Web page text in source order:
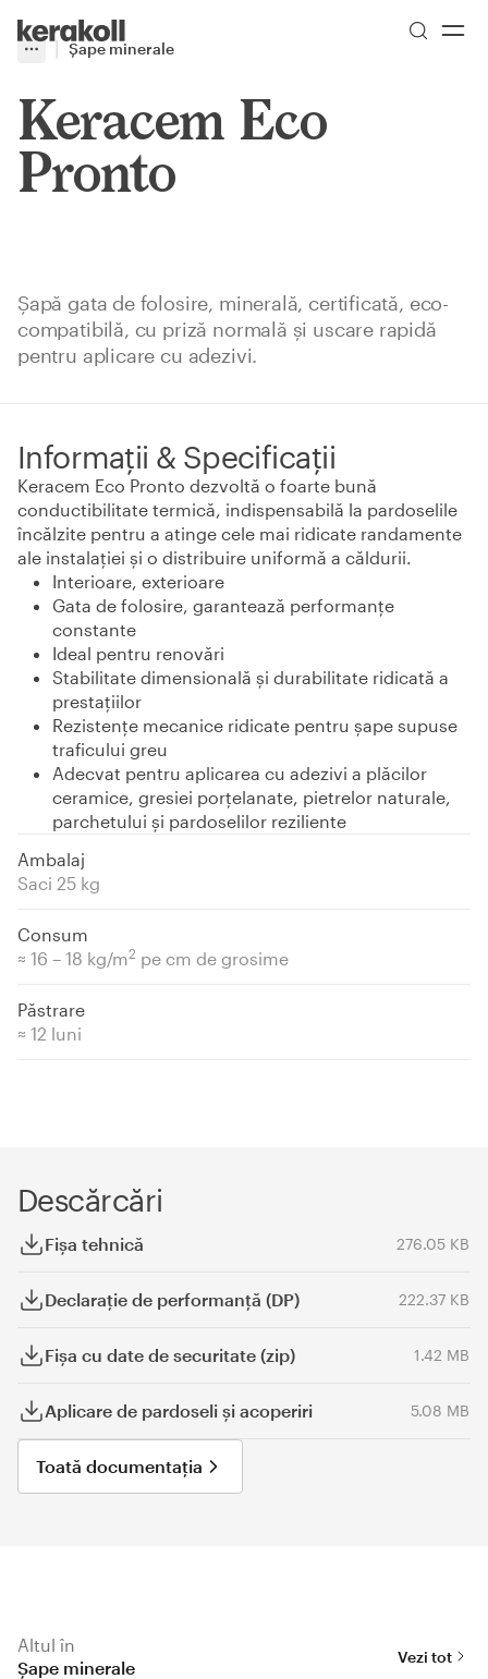
Go to Homepage
More
Toggle menu
Şape minerale
Keracem Eco
Pronto
Şapă gata de folosire, minerală, certificată, eco-
compatibilă, cu priză normală şi uscare rapidă
pentru aplicare cu adezivi.
Informații & Specificații
Keracem Eco Pronto dezvoltă o foarte bună
conductibilitate termică, indispensabilă la pardoselile
încălzite pentru a atinge cele mai ridicate randamente
ale instalaţiei şi o distribuire uniformă a căldurii.
Interioare, exterioare
Gata de folosire, garantează performanţe
constante
Ideal pentru renovări
Stabilitate dimensională şi durabilitate ridicată a
prestaţiilor
Rezistenţe mecanice ridicate pentru şape supuse
traficului greu
Adecvat pentru aplicarea cu adezivi a plăcilor
ceramice, gresiei porţelanate, pietrelor naturale,
parchetului şi pardoselilor reziliente
Ambalaj
Saci 25 kg
Consum
≈ 16 – 18 kg/m2 pe cm de grosime
Păstrare
≈ 12 luni
Descărcări
Fişa tehnică 276.05 KB
Declaraţie de performanță (DP) 222.37 KB
Fișa cu date de securitate (zip) 1.42 MB
Aplicare de pardoseli și acoperiri 5.08 MB
Toată documentația
Altul în
Şape minerale
Vezi tot